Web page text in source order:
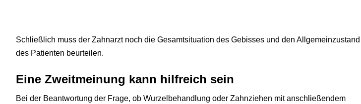
Schließlich muss der Zahnarzt noch die Gesamtsituation des Gebisses und den Allgemeinzustand
des Patienten beurteilen.
Eine Zweitmeinung kann hilfreich sein
Bei der Beantwortung der Frage, ob Wurzelbehandlung oder Zahnziehen mit anschließendem